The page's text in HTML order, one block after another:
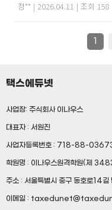
정** | 2026.04.11 | 조회 158
1
택스에듀넷
사업장: 주식회사 이나우스
대표자 : 서원진
사업자등록번호 : 718-88-
학원명 : 이나우스원격학원(제
주소 : 서울특별시 중구 동호로14
이메일 :